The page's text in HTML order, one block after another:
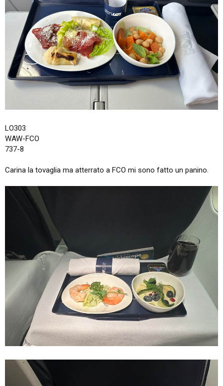
LO303
WAW-FCO
737-8
Carina la tovaglia ma atterrato a FCO mi sono fatto un panino.